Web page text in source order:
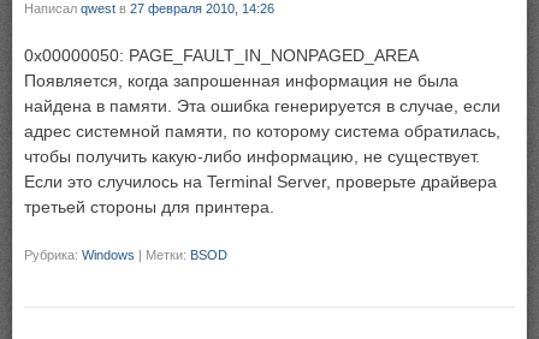
Написал qwest в 27 февраля 2010, 14:26
0x00000050: PAGE_FAULT_IN_NONPAGED_AREA
Появляется, когда запрошенная информация не была
найдена в памяти. Эта ошибка генерируется в случае, если
адрес системной памяти, по которому система обратилась,
чтобы получить какую-либо информацию, не существует.
Если это случилось на Terminal Server, проверьте драйвера
третьей стороны для принтера.
Рубрика: Windows | Метки: BSOD